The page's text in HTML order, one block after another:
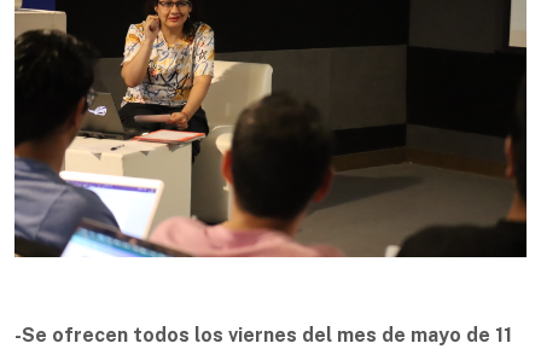
-Se ofrecen todos los viernes del mes de mayo de 11